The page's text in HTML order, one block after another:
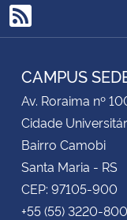
RSS
CAMPUS
Av. Roraima nº
Cidade
Bairro Camobi
Santa Maria - RS
CEP: 97105-900
+55 (55) 3220-